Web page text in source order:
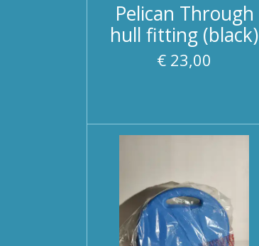
Pelican Through
hull fitting (black)
€ 23,00